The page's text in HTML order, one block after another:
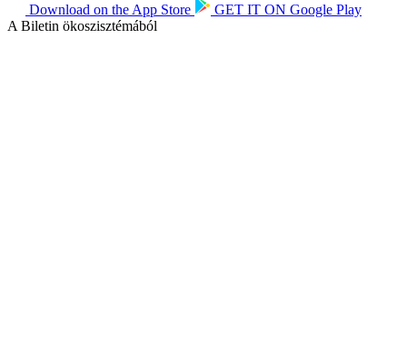
Download on the App Store GET IT ON Google Play
A Biletin ökoszisztémából